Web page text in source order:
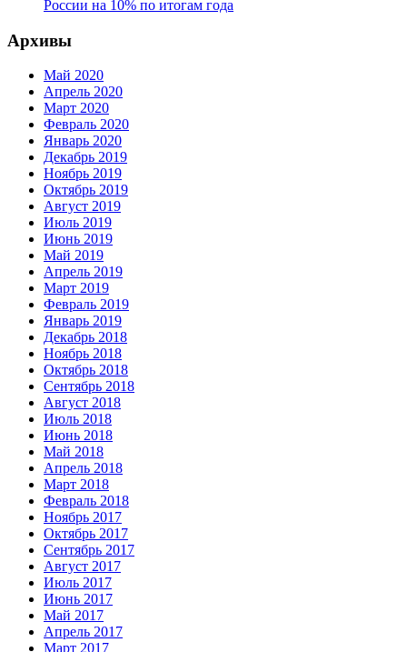
России на 10% по итогам года
Архивы
Май 2020
Апрель 2020
Март 2020
Февраль 2020
Январь 2020
Декабрь 2019
Ноябрь 2019
Октябрь 2019
Август 2019
Июль 2019
Июнь 2019
Май 2019
Апрель 2019
Март 2019
Февраль 2019
Январь 2019
Декабрь 2018
Ноябрь 2018
Октябрь 2018
Сентябрь 2018
Август 2018
Июль 2018
Июнь 2018
Май 2018
Апрель 2018
Март 2018
Февраль 2018
Ноябрь 2017
Октябрь 2017
Сентябрь 2017
Август 2017
Июль 2017
Июнь 2017
Май 2017
Апрель 2017
Март 2017